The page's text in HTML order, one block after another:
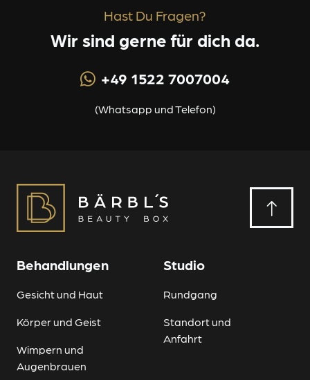
Hast Du Fragen?
Wir sind gerne für dich da.
+49 1522 7007004
(Whatsapp und Telefon)
Behandlungen
Gesicht und Haut
Körper und Geist
Wimpern und
Augenbrauen
Studio
Rundgang
Standort und
Anfahrt